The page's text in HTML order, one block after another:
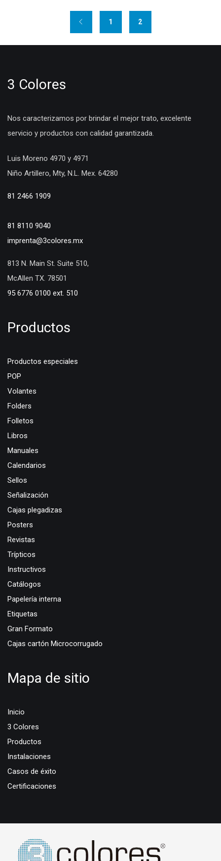
1 2
3 Colores
Nos caracterizamos por brindar el mejor trato, excelente
servicio y productos con calidad garantizada.
Luis Moreno 4970 y 4971
Niño Artillero, Mty, N.L. Mex. 64280
81 2466 1909
81 8110 9040
imprenta@3colores.mx
813 N. Main St. Suite 510,
McAllen TX. 78501
95 6776 0100 ext. 510
Productos
Productos especiales
POP
Volantes
Folders
Folletos
Libros
Manuales
Calendarios
Sellos
Señalización
Cajas plegadizas
Posters
Revistas
Trípticos
Instructivos
Catálogos
Papelería interna
Etiquetas
Gran Formato
Cajas cartón Microcorrugado
Mapa de sitio
Inicio
3 Colores
Productos
Instalaciones
Casos de éxito
Certificaciones